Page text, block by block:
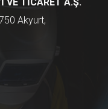
Akyurt,